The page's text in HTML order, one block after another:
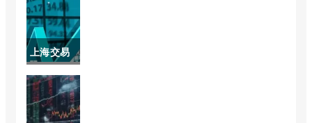
手续费)
沪(白银期
货最新行
情沪银上
市)
上海交易
所黄金实
时交易价